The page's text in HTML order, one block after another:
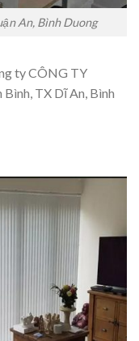
An, Bình Duong
ty CÔNG TY
TX Dĩ An, Bình